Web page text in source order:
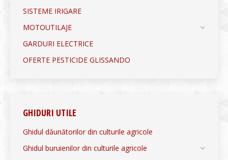
SISTEME IRIGARE
MOTOUTILAJE
GARDURI ELECTRICE
OFERTE PESTICIDE GLISSANDO
GHIDURI UTILE
Ghidul dăunătorilor din culturile agricole
Ghidul buruienilor din culturile agricole